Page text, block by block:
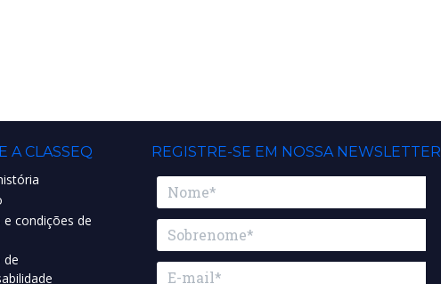
A CLASSEQ
e condições de
de
REGISTRE-SE EM NOSSA NEWSLETTER